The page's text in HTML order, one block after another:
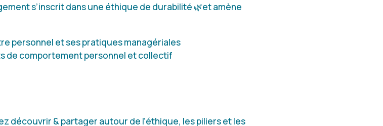
s’inscrit dans une éthique de durabilité 🌿et amène
personnel et ses pratiques managériales
de comportement personnel et collectif
découvrir & partager autour de l’éthique, les piliers et les